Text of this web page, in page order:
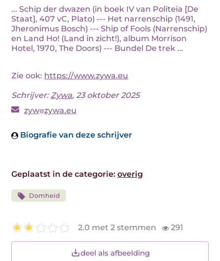
... Schip der dwazen (in boek IV van Politeia [De
Staat], 407 vC, Plato) --- Het narrenschip (1491,
Jheronimus Bosch) --- Ship of Fools (Narrenschip)
en Land Ho! (Land in zicht!), album Morrison
Hotel, 1970, The Doors) --- Bundel De trek ...
Zie ook: https://www.zywa.eu
Schrijver:Zywa, 23 oktober 2025
zyw zywa.eu
Biografie van deze schrijver
Geplaatst in de categorie: overig
Domheid
2.0 met 2 stemmen 291
deel als afbeelding